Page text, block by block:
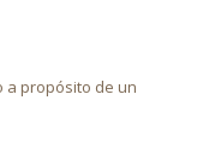
a propósito de un